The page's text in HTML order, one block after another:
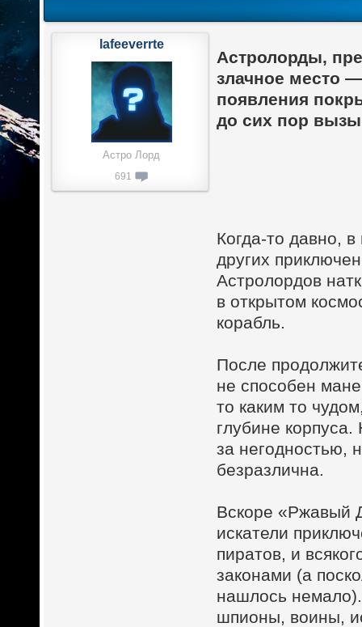
Астролорды,
злачное место
появления
до сих пор
Когда-то давно,
других
Астролордов
в открытом
корабль.
После
не способен
то каким то
глубине
за негодностью,
безразлична.
Вскоре «Ржавый
искатели
пиратов, и
законами (а
нашлось
шпионы, воины,
lafeeverrte
Астро Лорд
691